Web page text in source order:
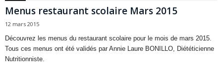
Menus restaurant scolaire Mars 2015
12 mars 2015
Découvrez les menus du restaurant scolaire pour le mois de mars 2015.
Tous ces menus ont été validés par Annie Laure BONILLO, Diététicienne
Nutritionniste.